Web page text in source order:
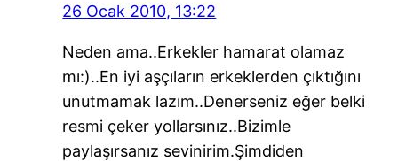
26 Ocak 2010, 13:22
Neden ama..Erkekler hamarat olamaz
mı:)..En iyi aşçıların erkeklerden çıktığını
unutmamak lazım..Denerseniz eğer belki
resmi çeker yollarsınız..Bizimle
paylaşırsanız sevinirim.Şimdiden